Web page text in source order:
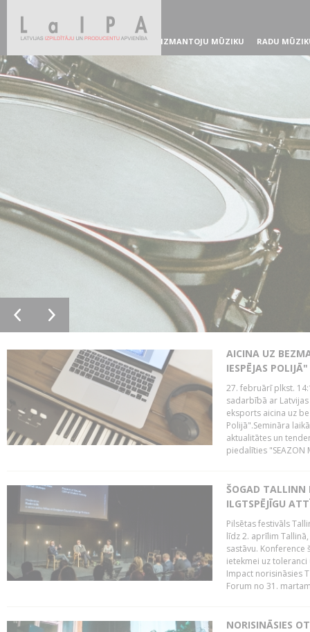
IZMANTOJU MŪZIKU RADU
AICINA UZ
IESPĒJAS POLIJĀ"
27. februārī plkst.
sadarbībā ar
eksports aicina uz
Polijā".Semināra
aktualitātes un
piedalīties "SEAZON
ŠOGAD TALLINN
ILGTSPĒJĪGU
Pilsētas festivāls
līdz 2. aprīlim
sastāvu.
ietekmei uz
Impact norisināsies
Forum no 31.
NORISINĀSIES